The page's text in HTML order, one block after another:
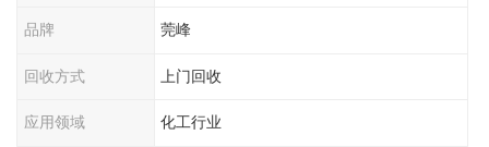
品牌 莞峰
回收方式 上门回收
应用领域 化工行业